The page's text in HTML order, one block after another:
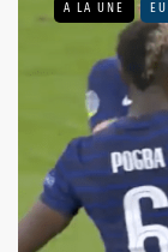
A LA UNE